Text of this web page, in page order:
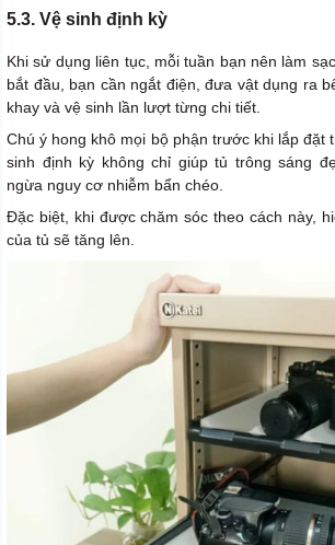
5.3. Vệ sinh định kỳ
Khi sử dụng liên tục, mỗi tuần bạn nên làm
bắt đầu, bạn cần ngắt điện, đưa vật dụng ra
khay và vệ sinh lần lượt từng chi tiết.
Chú ý hong khô mọi bộ phận trước khi lắp đặt
sinh định kỳ không chỉ giúp tủ trông sáng
ngừa nguy cơ nhiễm bẩn chéo.
Đặc biệt, khi được chăm sóc theo cách này,
của tủ sẽ tăng lên.